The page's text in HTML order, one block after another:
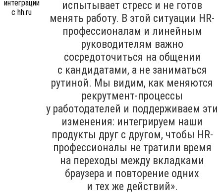
испытывает стресс и не готов
менять работу. В этой ситуации HR-
профессионалам и линейным
руководителям важно
сосредоточиться на общении
с кандидатами, а не заниматься
рутиной. Мы видим, как меняются
рекрутмент-процессы
у работодателей и поддерживаем эти
изменения: интегрируем наши
продукты друг с другом, чтобы HR-
профессионалы не тратили время
на переходы между вкладками
браузера и повторение одних
и тех же действий».